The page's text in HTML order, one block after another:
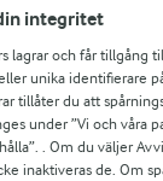
integritet
lagrar och får tillgång
unika identifierare
tillåter du att
under ”Vi och våra
. Om du väljer
inaktiveras de. Om